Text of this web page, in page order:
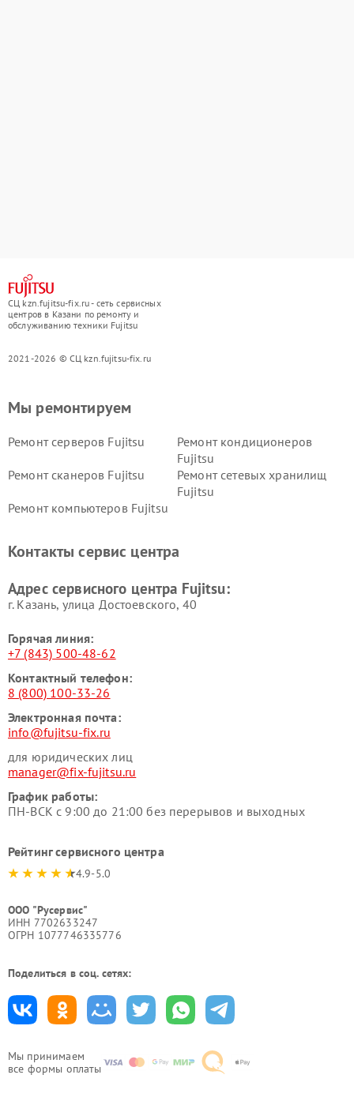
СЦ kzn.fujitsu-fix.ru - сеть сервисных
центров в Казани по ремонту и
обслуживанию техники Fujitsu
2021-2026 © СЦ kzn.fujitsu-fix.ru
Мы принимаем
все формы оплаты
Мы ремонтируем
Ремонт серверов Fujitsu
Ремонт кондиционеров
Fujitsu
Ремонт сканеров Fujitsu
Ремонт сетевых хранилищ
Fujitsu
Ремонт компьютеров Fujitsu
Контакты сервис центра
Адрес сервисного центра Fujitsu:
г. Казань, улица Достоевского, 40
Горячая линия:
+7 (843) 500-48-62
Контактный телефон:
8 (800) 100-33-26
Электронная почта:
info@fujitsu-fix.ru
для юридических лиц
manager@fix-fujitsu.ru
График работы:
ПН-ВСК с 9:00 до 21:00 без перерывов и выходных
Рейтинг сервисного центра
4.9-5.0
ООО "Русервис"
ИНН 7702633247
ОГРН 1077746335776
Поделиться в соц. сетях: